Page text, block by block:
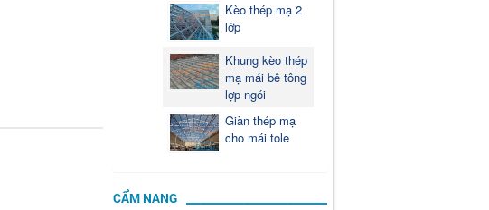
Kèo thép mạ 2
lớp
Khung kèo thép
mạ mái bê tông
lợp ngói
Giàn thép mạ
cho mái tole
CẨM NANG